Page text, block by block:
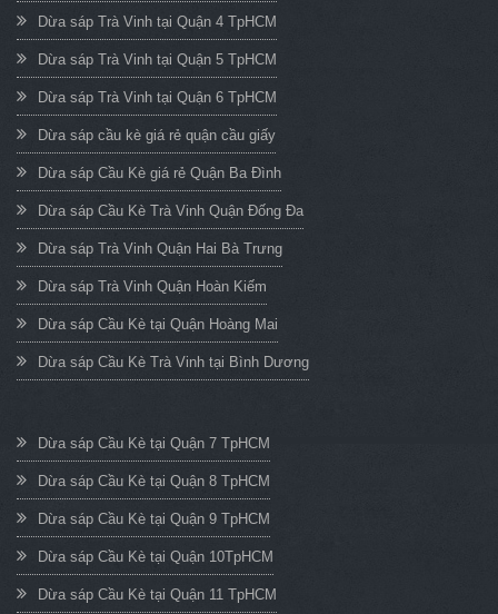
Dừa sáp Trà Vinh tại Quận 4 TpHCM
Dừa sáp Trà Vinh tại Quận 5 TpHCM
Dừa sáp Trà Vinh tại Quận 6 TpHCM
Dừa sáp cầu kè giá rẻ quận cầu giấy
Dừa sáp Cầu Kè giá rẻ Quận Ba Đình
Dừa sáp Cầu Kè Trà Vinh Quận Đống Đa
Dừa sáp Trà Vinh Quận Hai Bà Trưng
Dừa sáp Trà Vinh Quận Hoàn Kiếm
Dừa sáp Cầu Kè tại Quận Hoàng Mai
Dừa sáp Cầu Kè Trà Vinh tại Bình Dương
Dừa sáp Cầu Kè tại Quận 7 TpHCM
Dừa sáp Cầu Kè tại Quận 8 TpHCM
Dừa sáp Cầu Kè tại Quận 9 TpHCM
Dừa sáp Cầu Kè tại Quận 10TpHCM
Dừa sáp Cầu Kè tại Quận 11 TpHCM